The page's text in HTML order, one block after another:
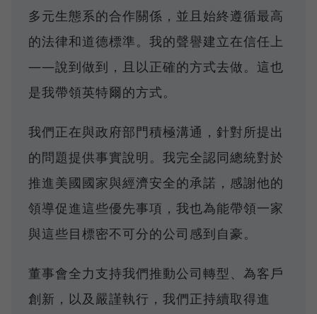
多元生態系的合作關係，並且始終遵循最高
的法律和道德標準。我的聲譽建立在信任上
——說到做到，且以正確的方式去做。這也
是我帶領英特爾的方式。
我們正在與政府部門積極溝通，針對所提出
的問題提供事實說明。我完全認同總統對於
推進美國國家與經濟安全的承諾，感謝他的
領導促進這些優先事項，我也為能帶領一家
與這些目標密不可分的公司感到自豪。
董事會全力支持我們推動公司轉型、為客戶
創新，以及嚴謹執行，我們正持續取得進